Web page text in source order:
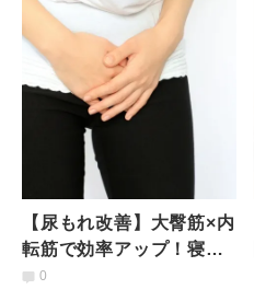
【尿もれ改善】大臀筋×内
転筋で効率アップ！寝な
がら１分の骨盤底筋エク
0